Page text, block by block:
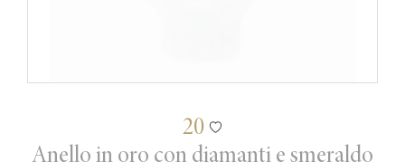
20
Anello in oro con diamanti e smeraldo